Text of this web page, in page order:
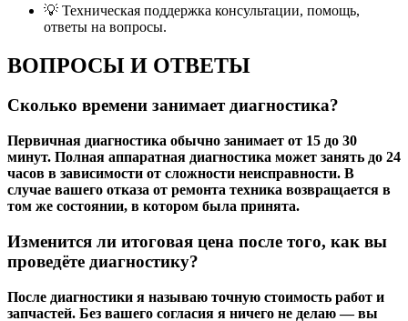
💡 Техническая поддержка консультации, помощь,
ответы на вопросы.
ВОПРОСЫ И ОТВЕТЫ
Сколько времени занимает диагностика?
Первичная диагностика обычно занимает от 15 до 30
минут. Полная аппаратная диагностика может занять до 24
часов в зависимости от сложности неисправности. В
случае вашего отказа от ремонта техника возвращается в
том же состоянии, в котором была принята.
Изменится ли итоговая цена после того, как вы
проведёте диагностику?
После диагностики я называю точную стоимость работ и
запчастей. Без вашего согласия я ничего не делаю — вы